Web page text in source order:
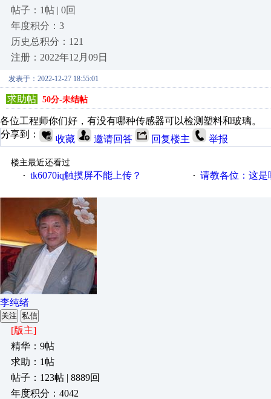
帖子：1帖 | 0回
年度积分：3
历史总积分：121
注册：2022年12月09日
发表于：2022-12-27 18:55:01
求助帖 50分-未结帖
各位工程师你们好，有没有哪种传感器可以检测塑料和玻璃。
分享到：
收藏 邀请回答 回复楼主 举报
楼主最近还看过
· tk6070iq触摸屏不能上传？ · 请教各位：这是
李纯绪
关注 私信
[版主]
精华：9帖
求助：1帖
帖子：123帖 | 8889回
年度积分：4042